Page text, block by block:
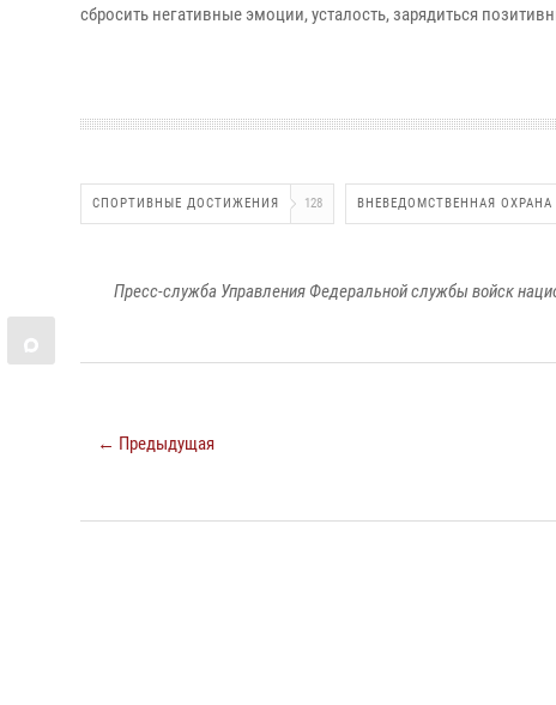
сбросить негативные эмоции, усталость, зарядиться
СПОРТИВНЫЕ ДОСТИЖЕНИЯ 128 ВНЕВЕДОМСТВЕННАЯ ОХРАНА
Пресс-служба Управления Федеральной службы войск
← Предыдущая